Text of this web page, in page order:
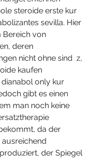
steroide erste kur
sevilla. Hier
Bereich von
deren
nicht ohne sind  z,
kaufen
only kur
gibt es einen
man noch keine
da der
der Spiegel